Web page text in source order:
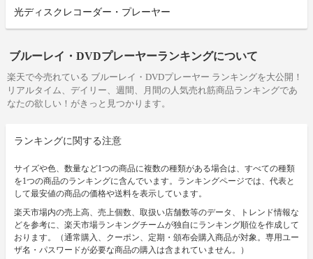
光ディスクレコーダー・プレーヤー
ブルーレイ・DVDプレーヤーランキングについて
楽天で今売れている ブルーレイ・DVDプレーヤー ランキングを大公開！
リアルタイム、デイリー、週間、月間の人気売れ筋商品ランキングであ
なたの欲しい！がきっと見つかります。
ランキングに関する注意
サイズや色、数量など1つの商品に複数の種類がある場合は、すべての種類
を1つの商品のランキングに含んでいます。ランキングページでは、代表と
して最安値の商品の価格や送料を表示しています。
楽天市場内の売上高、売上個数、取扱い店舗数等のデータ、トレンド情報な
どを参考に、楽天市場ランキングチームが独自にランキング順位を作成して
おります。（通常購入、クーポン、定期・頒布会購入商品が対象。専用ユー
ザ名・パスワードが必要な商品の購入は含まれていません。）